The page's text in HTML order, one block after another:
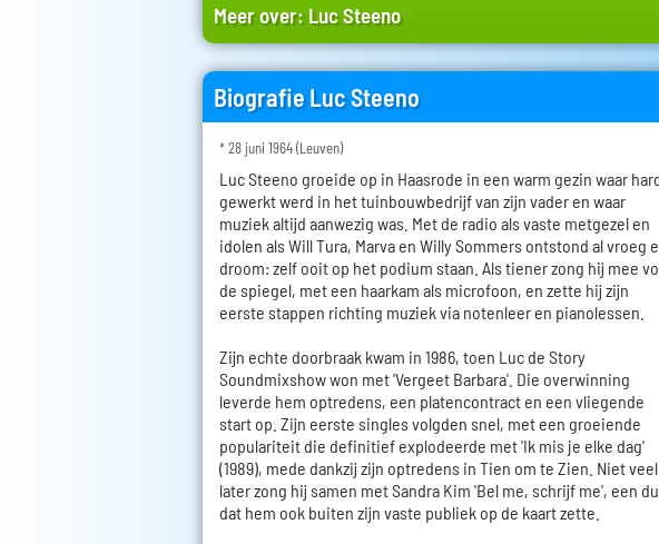
Meer over: Luc Steeno
Biografie Luc Steeno
* 28 juni 1964 (Leuven)
Luc Steeno groeide op in Haasrode in een warm gezin waar
gewerkt werd in het tuinbouwbedrijf van zijn vader en waar
muziek altijd aanwezig was. Met de radio als vaste metgezel en
idolen als Will Tura, Marva en Willy Sommers ontstond al vroeg
droom: zelf ooit op het podium staan. Als tiener zong hij mee
de spiegel, met een haarkam als microfoon, en zette hij zijn
eerste stappen richting muziek via notenleer en pianolessen.
Zijn echte doorbraak kwam in 1986, toen Luc de Story
Soundmixshow won met 'Vergeet Barbara'. Die overwinning
leverde hem optredens, een platencontract en een vliegende
start op. Zijn eerste singles volgden snel, met een groeiende
populariteit die definitief explodeerde met 'Ik mis je elke dag'
(1989), mede dankzij zijn optredens in Tien om te Zien. Niet veel
later zong hij samen met Sandra Kim 'Bel me, schrijf me', een
dat hem ook buiten zijn vaste publiek op de kaart zette.